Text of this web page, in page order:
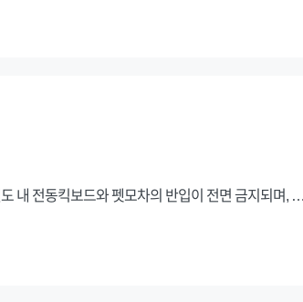
내 전동킥보드와 펫모차의 반입이 전면 금지되며, …